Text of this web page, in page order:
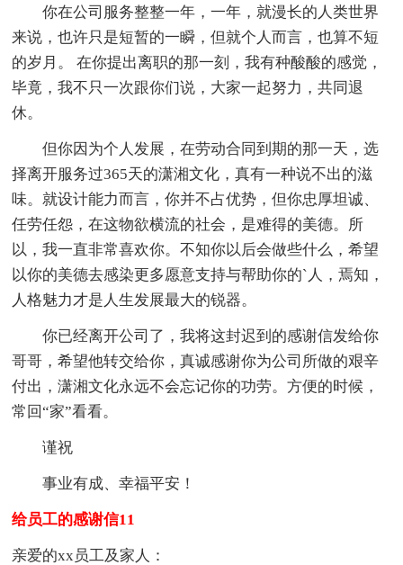
你在公司服务整整一年，一年，就漫长的人类世界
来说，也许只是短暂的一瞬，但就个人而言，也算不短
的岁月。 在你提出离职的那一刻，我有种酸酸的感觉，
毕竟，我不只一次跟你们说，大家一起努力，共同退
休。
但你因为个人发展，在劳动合同到期的那一天，选
择离开服务过365天的潇湘文化，真有一种说不出的滋
味。就设计能力而言，你并不占优势，但你忠厚坦诚、
任劳任怨，在这物欲横流的社会，是难得的美德。所
以，我一直非常喜欢你。不知你以后会做些什么，希望
以你的美德去感染更多愿意支持与帮助你的`人，焉知，
人格魅力才是人生发展最大的锐器。
你已经离开公司了，我将这封迟到的感谢信发给你
哥哥，希望他转交给你，真诚感谢你为公司所做的艰辛
付出，潇湘文化永远不会忘记你的功劳。方便的时候，
常回“家”看看。
谨祝
事业有成、幸福平安！
给员工的感谢信11
亲爱的xx员工及家人：